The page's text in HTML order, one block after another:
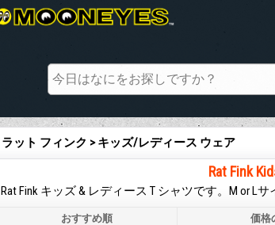
ラット フィンク > キッズ/レディース ウェア
Rat Fink
Rat Fink キッズ & レディース T シャツです。M or L
おすすめ順 価格